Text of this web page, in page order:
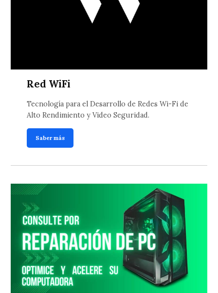
Red WiFi
Tecnología para el Desarrollo de Redes Wi-Fi de
Alto Rendimiento y Video Seguridad.
Saber más